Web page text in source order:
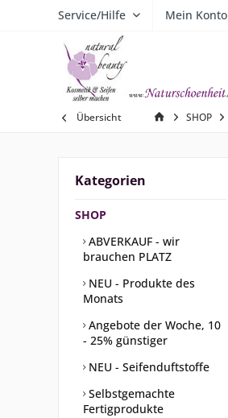
Service/Hilfe Mein Konto
Übersicht SHOP
Kategorien
SHOP
ABVERKAUF - wir
brauchen PLATZ
NEU - Produkte des
Monats
Angebote der Woche, 10
- 25% günstiger
NEU - Seifenduftstoffe
Selbstgemachte
Fertigprodukte